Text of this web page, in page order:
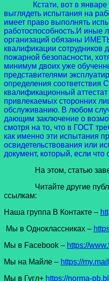
Кстати, вот в январе
выглядеть испытания на
имеет право выполнять
работоспособность.И иные
организаций обязаны
квалификации сотрудников
пожарной безопасности,
минимум двоих уже
представителями
определения
квалификационный
привлекаемых сторонних
обслуживанию. В любом
дающим заключение о
смотря на то, что в ГОСТ
как именно эти испытания
освидетельствования или
документ, который, если
На этом, статью
Читайте другие
ссылкам:
Наша группа В Контакте –
Мы в Одноклассниках –
Мы в Facеbook – https://
Мы на Майле – https://
Мы в Гугл+ https://norma-